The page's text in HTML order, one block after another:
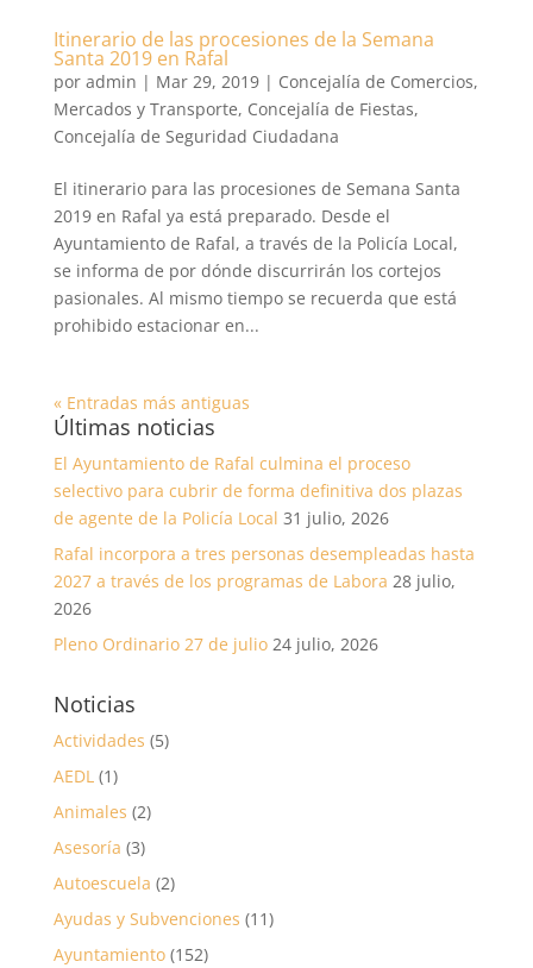
Itinerario de las procesiones de la Semana
Santa 2019 en Rafal
por admin | Mar 29, 2019| Concejalía de Comercios,
Mercados y Transporte, Concejalía de Fiestas,
Concejalía de Seguridad Ciudadana
El itinerario para las procesiones de Semana Santa
2019 en Rafal ya está preparado. Desde el
Ayuntamiento de Rafal, a través de la Policía Local,
se informa de por dónde discurrirán los cortejos
pasionales. Al mismo tiempo se recuerda que está
prohibido estacionar en...
« Entradas más antiguas
Últimas noticias
El Ayuntamiento de Rafal culmina el proceso
selectivo para cubrir de forma definitiva dos plazas
de agente de la Policía Local 31 julio, 2026
Rafal incorpora a tres personas desempleadas hasta
2027 a través de los programas de Labora 28 julio,
2026
Pleno Ordinario 27 de julio 24 julio, 2026
Noticias
Actividades (5)
AEDL(1)
Animales (2)
Asesoría (3)
Autoescuela (2)
Ayudas y Subvenciones (11)
Ayuntamiento(152)